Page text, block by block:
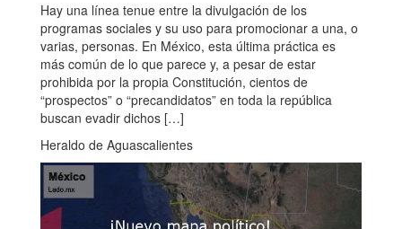
Hay una línea tenue entre la divulgación de los
programas sociales y su uso para promocionar a una, o
varias, personas. En México, esta última práctica es
más común de lo que parece y, a pesar de estar
prohibida por la propia Constitución, cientos de
“prospectos” o “precandidatos” en toda la república
buscan evadir dichos […]
Heraldo de Aguascalientes